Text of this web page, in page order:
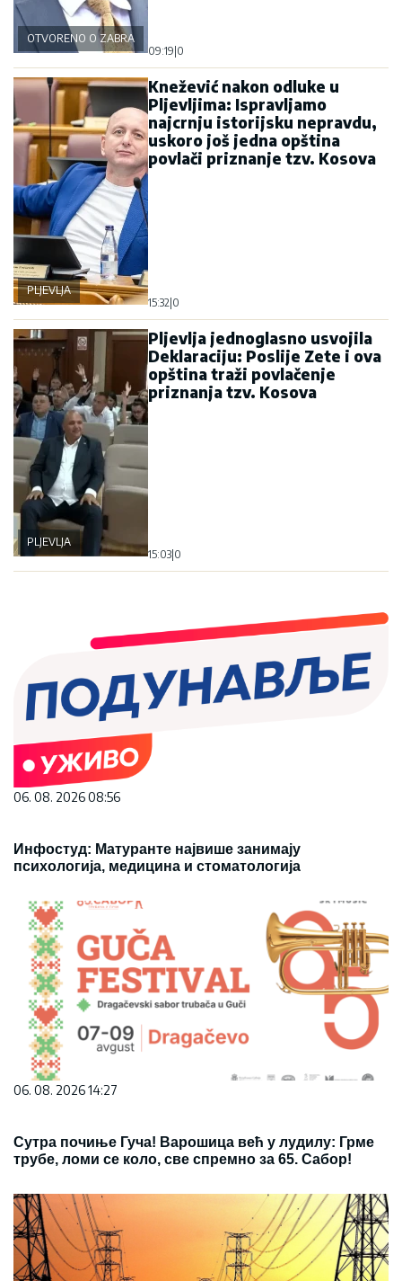
OTVORENO O ZABRANI
09:19 0
PLJEVLJA
Knežević nakon odluke u
Pljevljima: Ispravljamo
najcrnju istorijsku nepravdu,
uskoro još jedna opština
povlači priznanje tzv. Kosova
15:32 0
PLJEVLJA
Pljevlja jednoglasno usvojila
Deklaraciju: Poslije Zete i ova
opština traži povlačenje
priznanja tzv. Kosova
15:03 0
06. 08. 2026 08:56
Инфостуд: Матуранте највише занимају
психологија, медицина и стоматологија
06. 08. 2026 14:27
Сутра почиње Гуча! Варошица већ у лудилу: Грме
трубе, ломи се коло, све спремно за 65. Сабор!